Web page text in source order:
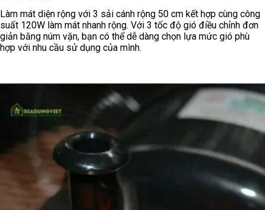
Làm mát diện rộng với 3 sải cánh rộng 50 cm kết hợp cùng công
suất 120W làm mát nhanh rộng. Với 3 tốc độ gió điều chỉnh đơn
giản bằng núm vặn, bạn có thể dễ dàng chọn lựa mức gió phù
hợp với nhu cầu sử dụng của mình.